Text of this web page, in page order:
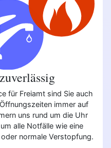
für Freiamt sind Sie auch
immer auf
uns rund um die Uhr
alle Notfälle wie eine
normale Verstopfung.